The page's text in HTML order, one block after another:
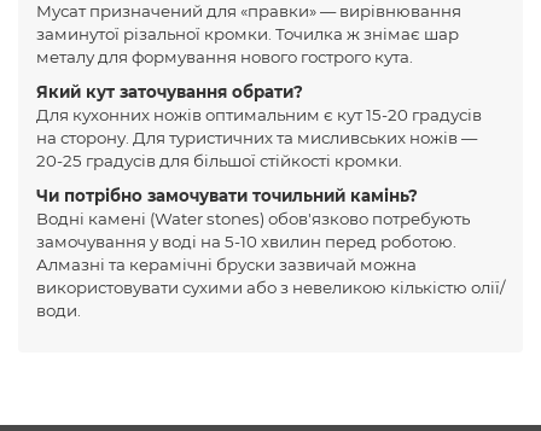
Мусат призначений для «правки» — вирівнювання
заминутої різальної кромки. Точилка ж знімає шар
металу для формування нового гострого кута.
Який кут заточування обрати?
Для кухонних ножів оптимальним є кут 15-20 градусів
на сторону. Для туристичних та мисливських ножів —
20-25 градусів для більшої стійкості кромки.
Чи потрібно замочувати точильний камінь?
Водні камені (Water stones) обов'язково потребують
замочування у воді на 5-10 хвилин перед роботою.
Алмазні та керамічні бруски зазвичай можна
використовувати сухими або з невеликою кількістю олії/
води.